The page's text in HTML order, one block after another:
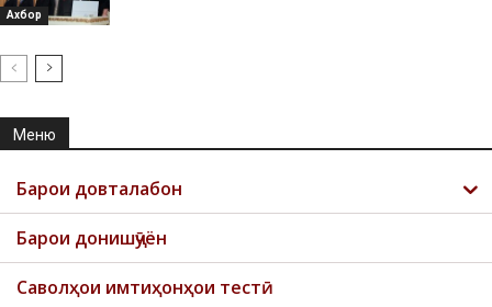
Ахбор
Меню
Барои довталабон
Барои донишҷӯён
Саволҳои имтиҳонҳои тестӣ